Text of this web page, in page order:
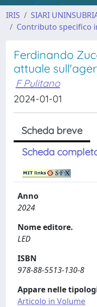
IRIS
SIARI
Contributo specifico
Ferdinando
attuale
F Pulitano
2024-01-01
Scheda breve
Scheda
Anno
2024
Nome editore.
LED
ISBN
978-88-5513-130-8
Appare nelle
Articolo in Volume